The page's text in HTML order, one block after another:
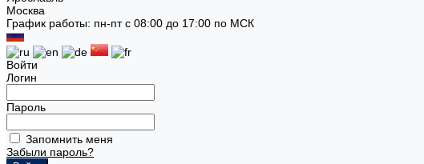
Москва
График работы: пн-пт с 08:00 до 17:00 по МСК
Войти
Логин
Пароль
Запомнить меня
Забыли пароль?